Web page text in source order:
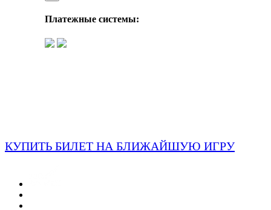
Платежные системы:
КУПИТЬ БИЛЕТ НА БЛИЖАЙШУЮ ИГРУ